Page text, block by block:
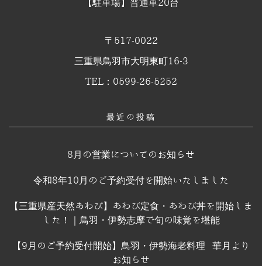
【駐車場】普通車20台
〒517-0022
三重県鳥羽市大明東町16-3
TEL：0599-26-5252
最近の投稿
8月の営業についてのお知らせ
令和8年10月のご予約受付を開始いたしました
【三重県産天然あわび】あわび定食・あわび丼を開始しま
した！｜鳥羽・伊勢志摩で旬の味覚を堪能
【9月のご予約受付開始】鳥羽・伊勢海老料理 華月より
お知らせ